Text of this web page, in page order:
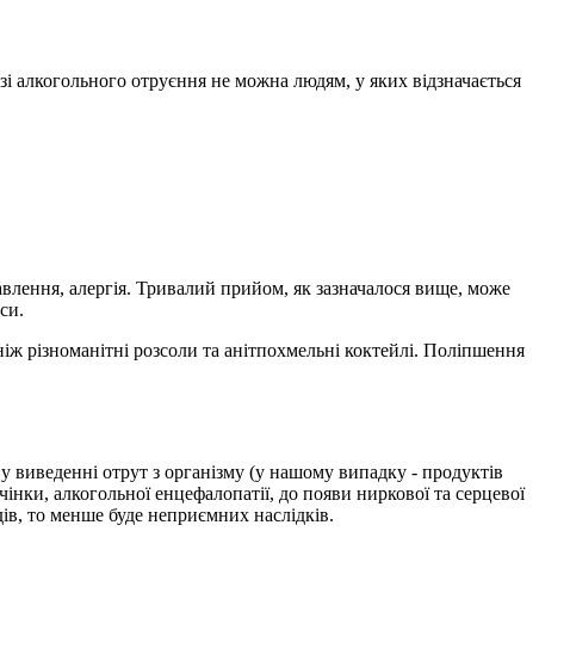
алкогольного отруєння не можна людям, у яких відзначається
алергія. Тривалий прийом, як зазначалося вище, може
різноманітні розсоли та анітпохмельні коктейлі. Поліпшення
виведенні отрут з організму (у нашому випадку - продуктів
алкогольної енцефалопатії, до появи ниркової та серцевої
то менше буде неприємних наслідків.